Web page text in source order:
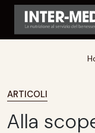
ARTICOLI
Alla